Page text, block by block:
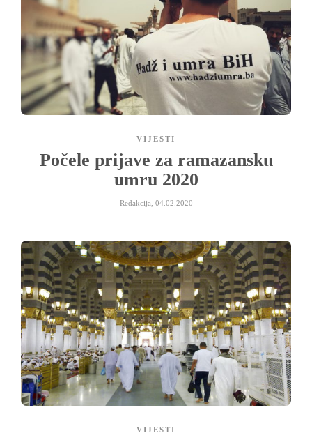
VIJESTI
Počele prijave za ramazansku
umru 2020
Redakcija 04.02.2020
VIJESTI